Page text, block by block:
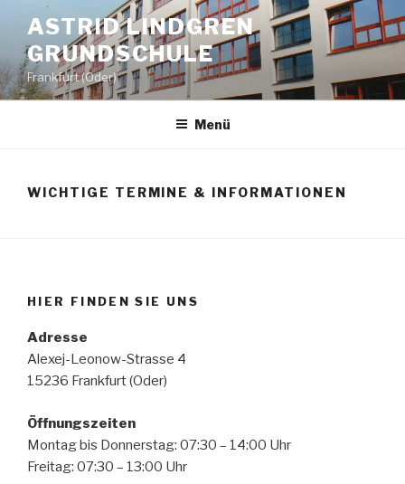
Inhalt
springen
ASTRID LINDGREN
GRUNDSCHULE
Frankfurt (Oder)
Menü
WICHTIGE TERMINE & INFORMATIONEN
HIER FINDEN SIE UNS
Adresse
Alexej-Leonow-Strasse 4
15236 Frankfurt (Oder)
Öffnungszeiten
Montag bis Donnerstag: 07:30 – 14:00 Uhr
Freitag: 07:30 – 13:00 Uhr